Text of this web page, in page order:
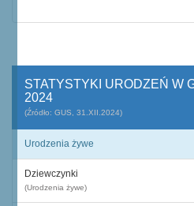
STATYSTYKI URODZEŃ W
2024
(Źródło: GUS, 31.XII.2024)
Urodzenia żywe
Dziewczynki
(Urodzenia żywe)